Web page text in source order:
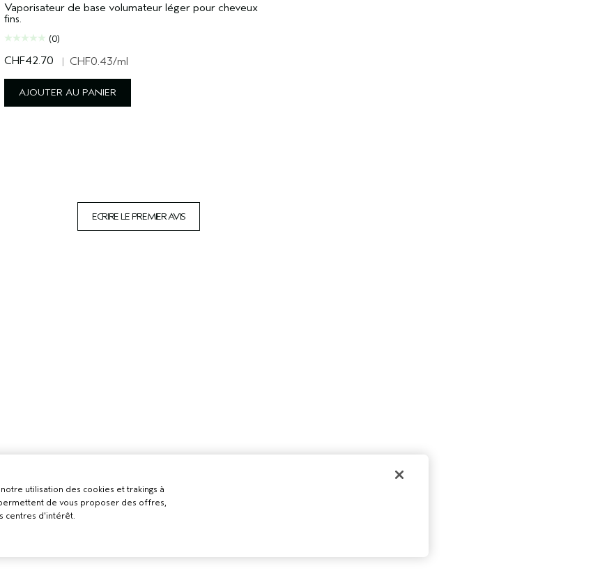
Vaporisateur de base volumateur léger pour cheveux
fins.
(0)
CHF42.70 | CHF0.43/ml
AJOUTER AU PANIER
ECRIRE LE PREMIER AVIS
utilisation des cookies et trakings à
de vous proposer des offres,
centres d'intérêt.